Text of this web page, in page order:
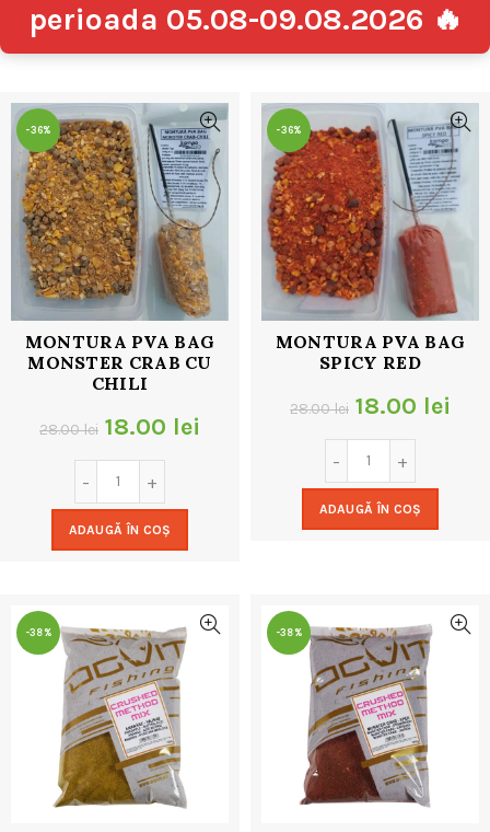
perioada 05.08-09.08.2026 🔥
-36%
MONTURA PVA BAG
MONSTER CRAB CU
CHILI
28.00lei Prețul
inițial
a
fost:
18.00 lei
ADAUGĂ ÎN COȘ
-36%
MONTURA PVA BAG
SPICY RED
28.00lei Prețul
inițial
a
fost:
18.00 lei
ADAUGĂ ÎN COȘ
-38% -38%